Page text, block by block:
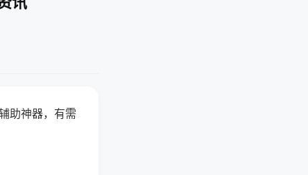
助神器，有需